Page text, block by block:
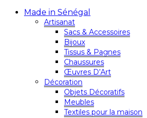
Made in Sénégal
Artisanat
Sacs & Accessoires
Bijoux
Tissus & Pagnes
Chaussures
Œuvres D’Art
Décoration
Objets Décoratifs
Meubles
Textiles pour la maison